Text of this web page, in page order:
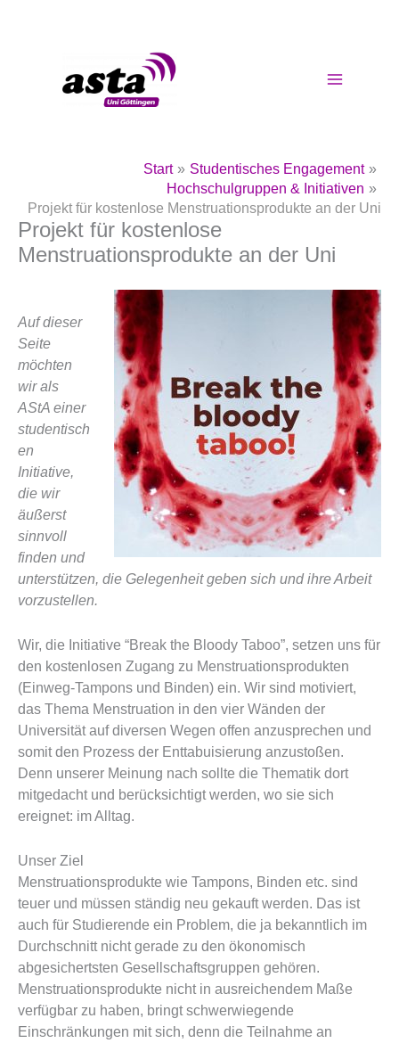
Start
Studentisches Engagement
Hochschulgruppen & Initiativen
Projekt für kostenlose Menstruationsprodukte an der Uni
Projekt für kostenlose
Menstruationsprodukte an der Uni
Auf dieser
Seite
möchten
wir als
AStA einer
studentisch
en
Initiative,
die wir
äußerst
sinnvoll
finden und
unterstützen, die Gelegenheit geben sich und ihre Arbeit
vorzustellen.
Wir, die Initiative “Break the Bloody Taboo”, setzen uns für
den kostenlosen Zugang zu Menstruationsprodukten
(Einweg-Tampons und Binden) ein. Wir sind motiviert,
das Thema Menstruation in den vier Wänden der
Universität auf diversen Wegen offen anzusprechen und
somit den Prozess der Enttabuisierung anzustoßen.
Denn unserer Meinung nach sollte die Thematik dort
mitgedacht und berücksichtigt werden, wo sie sich
ereignet: im Alltag.
Unser Ziel
Menstruationsprodukte wie Tampons, Binden etc. sind
teuer und müssen ständig neu gekauft werden. Das ist
auch für Studierende ein Problem, die ja bekanntlich im
Durchschnitt nicht gerade zu den ökonomisch
abgesichertsten Gesellschaftsgruppen gehören.
Menstruationsprodukte nicht in ausreichendem Maße
verfügbar zu haben, bringt schwerwiegende
Einschränkungen mit sich, denn die Teilnahme an